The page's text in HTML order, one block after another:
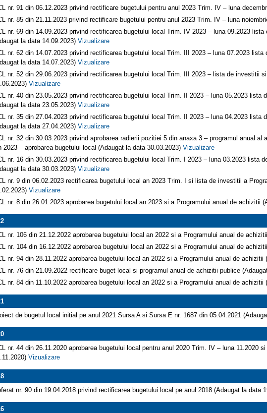
nr. 91 din 06.12.2023 privind rectificare bugetului pentru anul 2023 Trim. IV – luna
nr. 85 din 21.11.2023 privind rectificare bugetului pentru anul 2023 Trim. IV – luna
nr. 69 din 14.09.2023 privind rectificarea bugetului local Trim. IV 2023 – luna 09.2023
la data 14.09.2023) Vizualizare
nr. 62 din 14.07.2023 privind rectificarea bugetului local Trim. III 2023 – luna 07.2023
la data 14.07.2023) Vizualizare
nr. 52 din 29.06.2023 privind rectificarea bugetului local Trim. III 2023 – lista de investitii
Vizualizare
nr. 40 din 23.05.2023 privind rectificarea bugetului local Trim. II 2023 – luna 05.2023 lista
la data 23.05.2023) Vizualizare
nr. 35 din 27.04.2023 privind rectificarea bugetului local Trim. II 2023 – luna 04.2023 lista
la data 27.04.2023) Vizualizare
nr. 32 din 30.03.2023 privind aprobarea radierii pozitiei 5 din anaxa 3 – programul anual
2023 – aprobarea bugetului local (Adaugat la data 30.03.2023) Vizualizare
nr. 16 din 30.03.2023 privind rectificarea bugetului local Trim. I 2023 – luna 03.2023 lista
la data 30.03.2023) Vizualizare
nr. 9 din 06.02.2023 rectificarea bugetului local an 2023 Trim. I si lista de investitii a
Vizualizare
nr. 8 din 26.01.2023 aprobarea bugetului local an 2023 si a Programului anual de achizitii
nr. 106 din 21.12.2022 aprobarea bugetului local an 2022 si a Programului anual de
nr. 104 din 16.12.2022 aprobarea bugetului local an 2022 si a Programului anual de
nr. 94 din 28.11.2022 aprobarea bugetului local an 2022 si a Programului anual de achizitii
nr. 76 din 21.09.2022 rectificare buget local si programul anual de achizitii publice
nr. 84 din 11.10.2022 aprobarea bugetului local an 2022 si a Programului anual de achizitii
de bugetul local initial pe anul 2021 Sursa A si Sursa E nr. 1687 din 05.04.2021
nr. 44 din 26.11.2020 aprobarea bugetului local pentru anul 2020 Trim. IV – luna 11.2020
Vizualizare
nr. 90 din 19.04.2018 privind rectificarea bugetului local pe anul 2018 (Adaugat la data